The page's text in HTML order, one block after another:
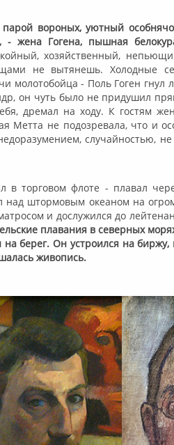
парой вороных, уютный
- жена Гогена, пышная
хозяйственный,
не вытянешь. Холодные
молотобойца - Поль Гоген гнул
он чуть было не придушил
дремал на ходу. К гостям
Метта не подозревала, что и
случайностью,
в торговом флоте - плавал
над штормовым океаном на
и дослужился до
плавания в северных
на берег. Он устроился на
живопись.